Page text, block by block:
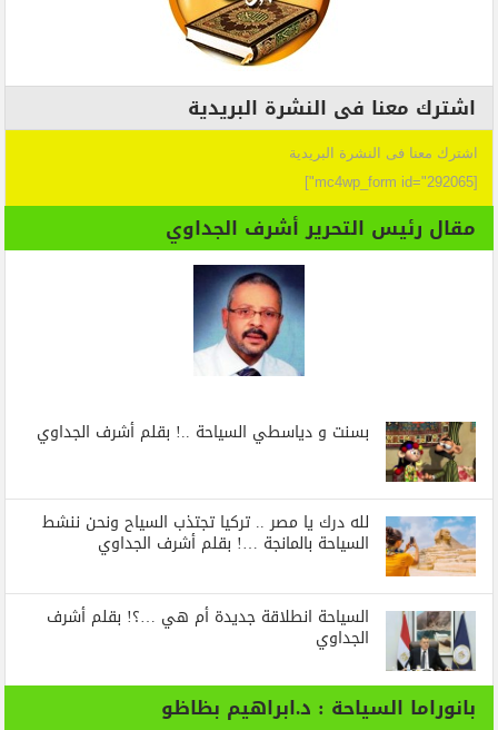
اشترك معنا فى النشرة البريدية
اشترك معنا فى النشرة البريدية
[mc4wp_form id="292065"]
مقال رئيس التحرير أشرف الجداوي
بسنت و دياسطي السياحة ..! بقلم أشرف الجداوي
لله درك يا مصر .. تركيا تجتذب السياح ونحن ننشط
السياحة بالمانجة …! بقلم أشرف الجداوي
السياحة انطلاقة جديدة أم هي …؟! بقلم أشرف
الجداوي
بانوراما السياحة : د.ابراهيم بظاظو